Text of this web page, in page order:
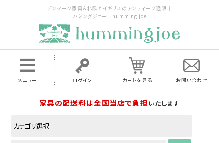
デンマーク家具＆北欧とイギリスのアンティーク通販｜
ハミングジョー humming joe
メニュー ログイン カートを見る お問い合わせ
家具の配送料は全国当店で負担いたします